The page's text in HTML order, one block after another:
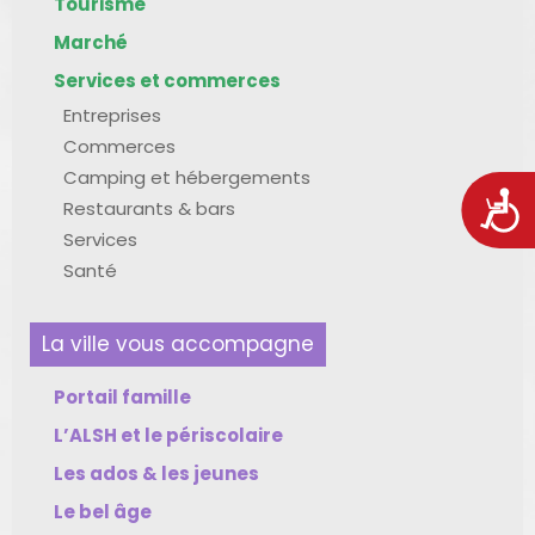
Marché
Services et commerces
Entreprises
Commerces
Camping et hébergements
Restaurants & bars
Services
Santé
La ville vous accompagne
Portail famille
L’ALSH et le périscolaire
Les ados & les jeunes
Le bel âge